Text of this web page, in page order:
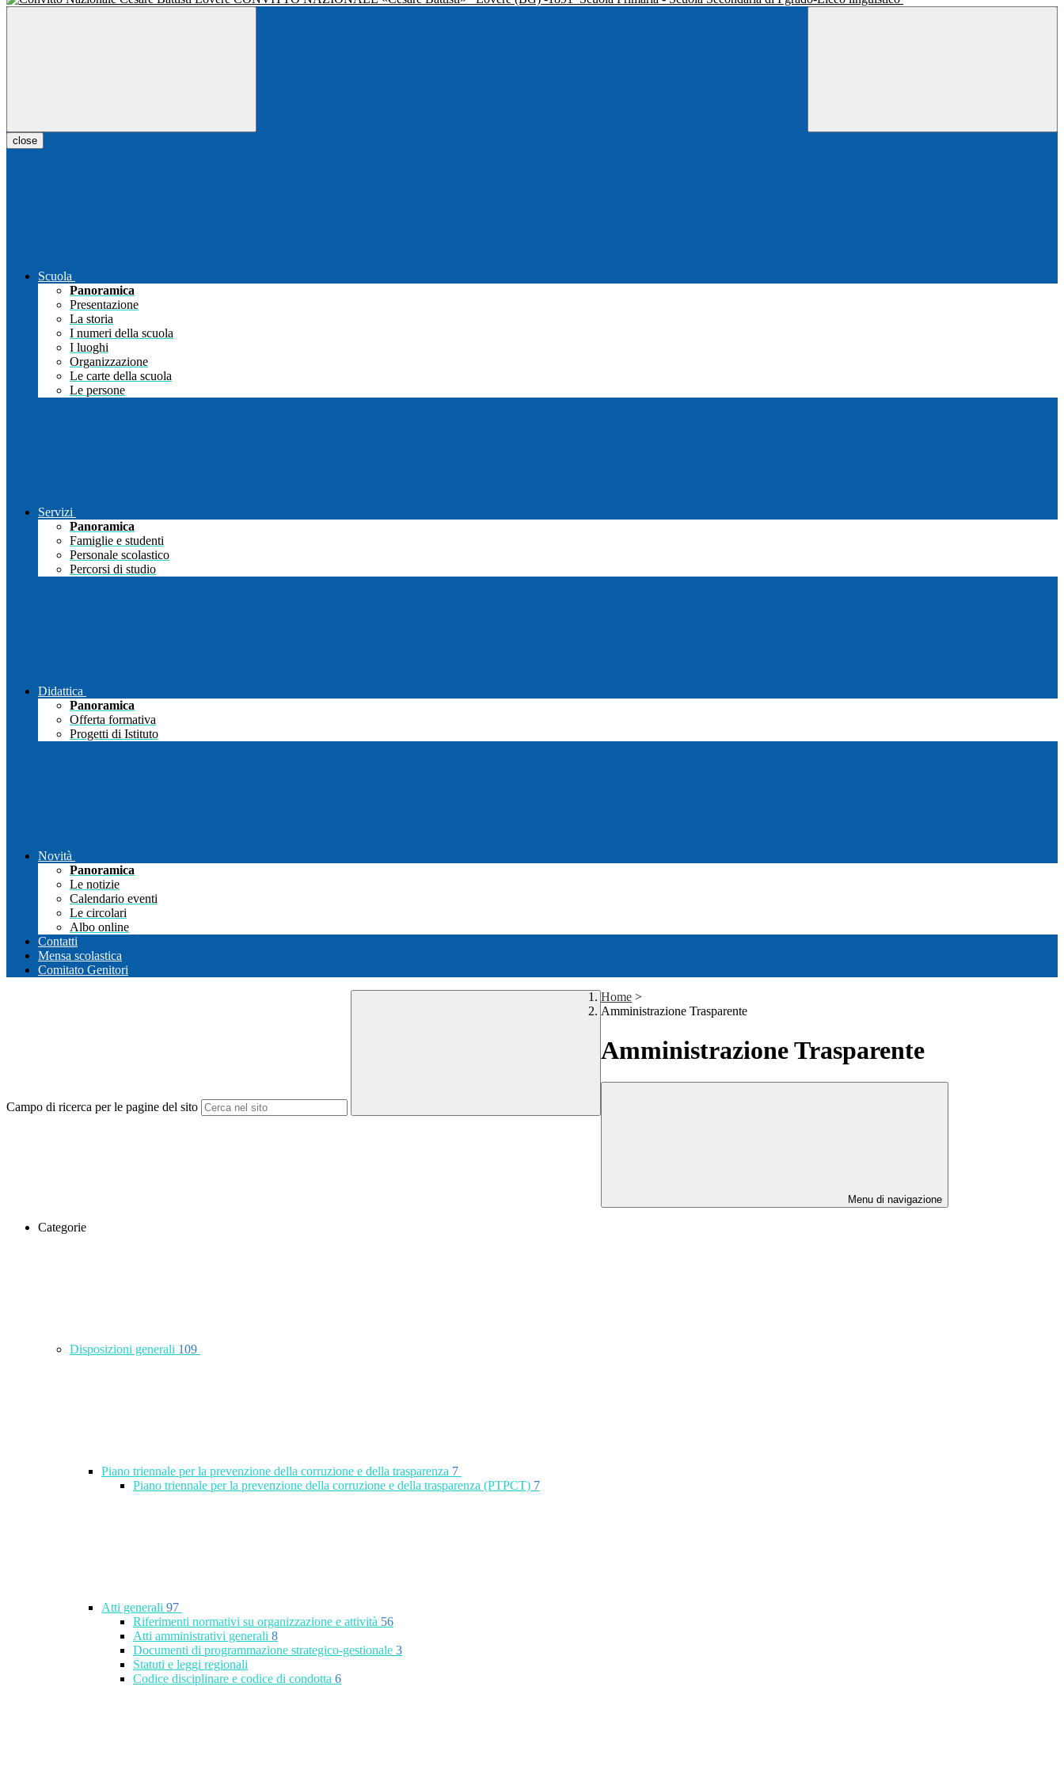
close
Scuola
Panoramica
Presentazione
La storia
I numeri della scuola
I luoghi
Organizzazione
Le carte della scuola
Le persone
Servizi
Panoramica
Famiglie e studenti
Personale scolastico
Percorsi di studio
Didattica
Panoramica
Offerta formativa
Progetti di Istituto
Novità
Panoramica
Le notizie
Calendario eventi
Le circolari
Albo online
Contatti
Mensa scolastica
Comitato Genitori
Campo di ricerca per le pagine del sito
Home >
Amministrazione Trasparente
Amministrazione Trasparente
Menu di navigazione
Categorie
Disposizioni generali 109
Piano triennale per la prevenzione della corruzione e della trasparenza 7
Piano triennale per la prevenzione della corruzione e della trasparenza (PTPCT) 7
Atti generali 97
Riferimenti normativi su organizzazione e attività 56
Atti amministrativi generali 8
Documenti di programmazione strategico-gestionale 3
Statuti e leggi regionali
Codice disciplinare e codice di condotta 6